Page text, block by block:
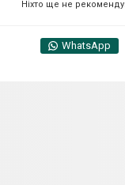
Ніхто ще не
WhatsApp